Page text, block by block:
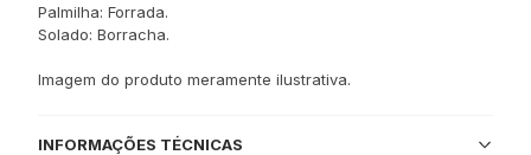
Palmilha: Forrada.
Solado: Borracha.
Imagem do produto meramente ilustrativa.
INFORMAÇÕES TÉCNICAS